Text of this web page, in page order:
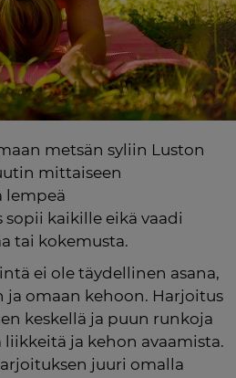
metsän syliin Luston
mittaiseen
lempeä
kaikille eikä vaadi
tai kokemusta.
ei ole täydellinen asana,
ja omaan kehoon. Harjoitus
keskellä ja puun runkoja
ja kehon avaamista.
juuri omalla